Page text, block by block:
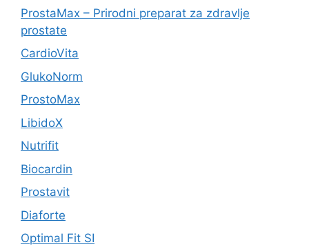
ProstaMax – Prirodni preparat za zdravlje
prostate
CardioVita
GlukoNorm
ProstoMax
LibidoX
Nutrifit
Biocardin
Prostavit
Diaforte
Optimal Fit SI